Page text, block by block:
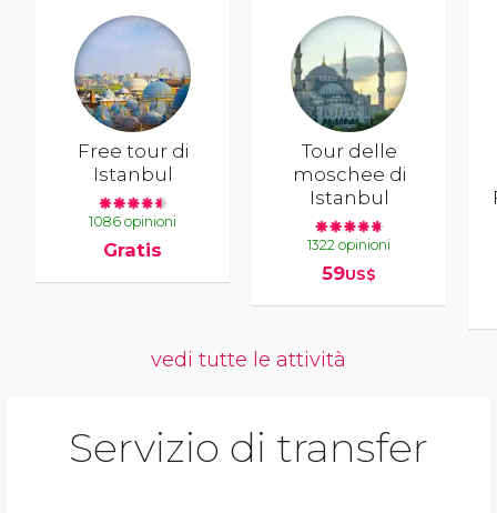
Free tour di
Istanbul
1086 opinioni
Gratis
Tour delle
moschee di
Istanbul
1322 opinioni
59US$
vedi tutte le attività
Servizio di transfer